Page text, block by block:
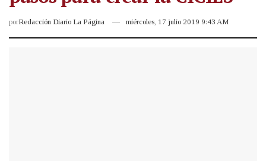
porRedacción Diario La Página miércoles, 17 julio 2019 9:43 AM